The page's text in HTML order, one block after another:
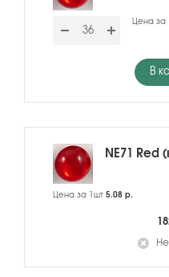
Цена за
В
NE71 Red
Цена за 1шт 5.08 р.